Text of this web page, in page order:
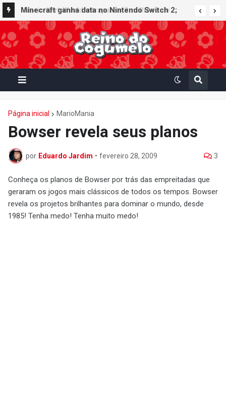
Minecraft ganha data no Nintendo Switch 2;
Super Mario Mash-Up receberá atualização
gráfica exclusiva
Página inicial MarioMania
Bowser revela seus planos
por Eduardo Jardim • fevereiro 28, 2009 3
Conheça os planos de Bowser por trás das empreitadas que
geraram os jogos mais clássicos de todos os tempos. Bowser
revela os projetos brilhantes para dominar o mundo, desde
1985! Tenha medo! Tenha muito medo!